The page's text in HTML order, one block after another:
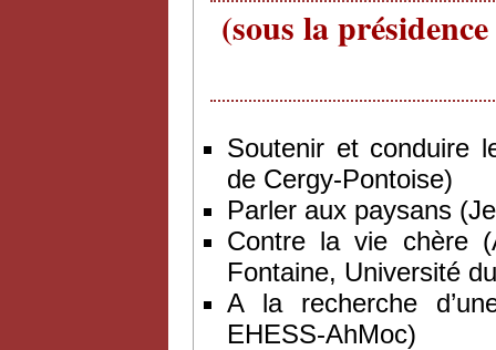
(sous la
Soutenir et conduire
de Cergy-Pontoise)
Parler aux paysans
Contre la vie chère
Fontaine, Université
A la recherche
EHESS-AhMoc)